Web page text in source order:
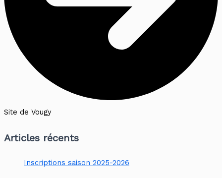
Site de Vougy
Articles récents
Inscriptions saison 2025-2026